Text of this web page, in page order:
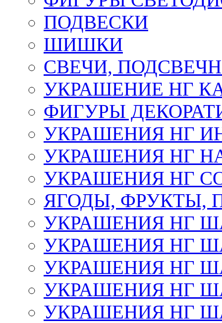
ПОДВЕСКИ
ШИШКИ
СВЕЧИ,
УКРАШЕНИЕ НГ
ФИГУРЫ
УКРАШЕНИЯ НГ
УКРАШЕНИЯ НГ
УКРАШЕНИЯ НГ
ЯГОДЫ, ФРУКТЫ,
УКРАШЕНИЯ НГ
УКРАШЕНИЯ НГ
УКРАШЕНИЯ НГ
УКРАШЕНИЯ НГ
УКРАШЕНИЯ НГ